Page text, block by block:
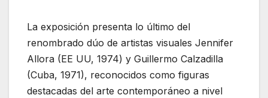
La exposición presenta lo último del
renombrado dúo de artistas visuales Jennifer
Allora (EE UU, 1974) y Guillermo Calzadilla
(Cuba, 1971), reconocidos como figuras
destacadas del arte contemporáneo a nivel